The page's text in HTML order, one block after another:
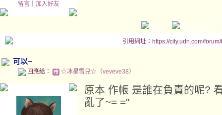
留言｜ 加入好友
引用網址：https://city.udn.com/
可以~
回應給： ☆冰星雪兒☆（veveve38）
原本 作帳 是誰在負責的呢?
亂了~= ="